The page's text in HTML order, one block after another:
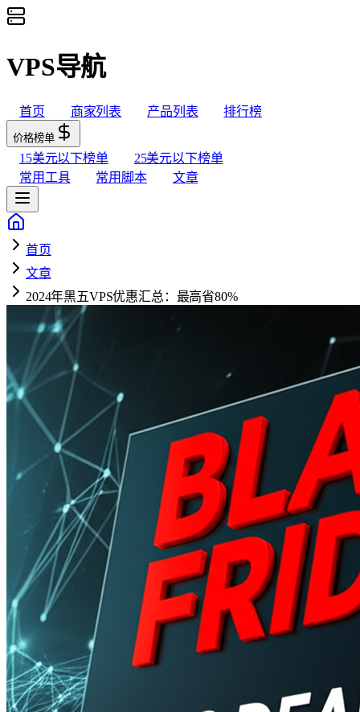
VPS导航
首页 商家列表 产品列表 排行榜
价格榜单
15美元以下榜单
25美元以下榜单
常用工具
常用脚本 文章
首页
文章
2024年黑五VPS优惠汇总：最高省80%